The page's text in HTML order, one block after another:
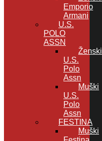
Emporio
Armani
U.S.
POLO
ASSN
Ženski
U.S.
Polo
Assn
Muški
U.S.
Polo
Assn
FESTINA
Muški